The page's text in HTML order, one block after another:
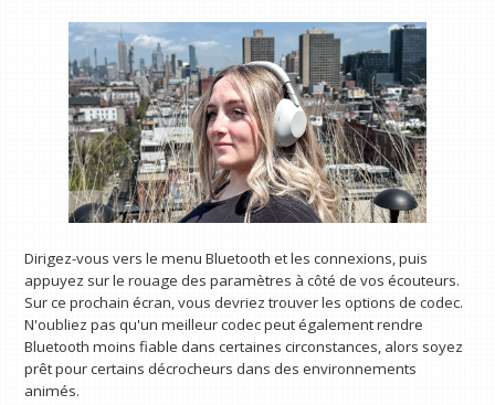
Dirigez-vous vers le menu Bluetooth et les connexions, puis
appuyez sur le rouage des paramètres à côté de vos écouteurs.
Sur ce prochain écran, vous devriez trouver les options de codec.
N'oubliez pas qu'un meilleur codec peut également rendre
Bluetooth moins fiable dans certaines circonstances, alors soyez
prêt pour certains décrocheurs dans des environnements
animés.